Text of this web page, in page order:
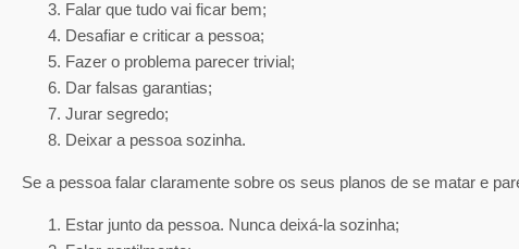
Falar que tudo vai ficar bem;
Desafiar e criticar a pessoa;
Fazer o problema parecer trivial;
Dar falsas garantias;
Jurar segredo;
Deixar a pessoa sozinha.
Se a pessoa falar claramente sobre os seus planos de se matar e
Estar junto da pessoa. Nunca deixá-la sozinha;